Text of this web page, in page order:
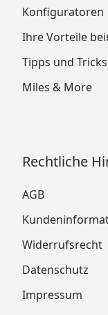
Konfiguratoren
Ihre Vorteile
Tipps und Tricks
Miles & More
Rechtliche
AGB
Widerrufsrecht
Datenschutz
Impressum